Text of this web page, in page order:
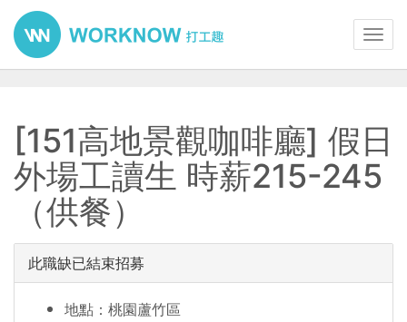
[151高地景觀咖啡廳] 假日
外場工讀生 時薪215-245
（供餐）
此職缺已結束招募
地點：桃園蘆竹區